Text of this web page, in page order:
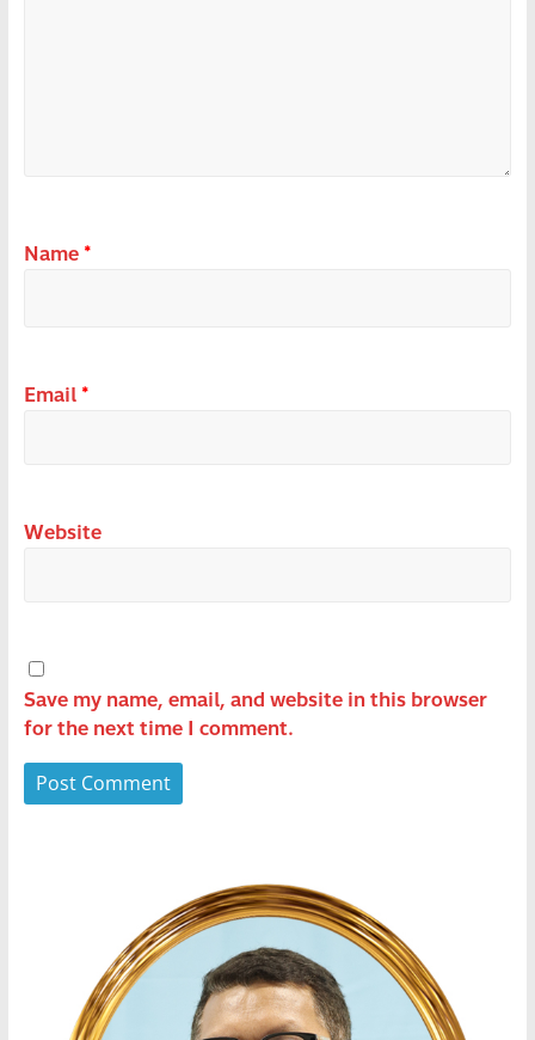
Name *
Email *
Website
Save my name, email, and website in this browser
for the next time I comment.